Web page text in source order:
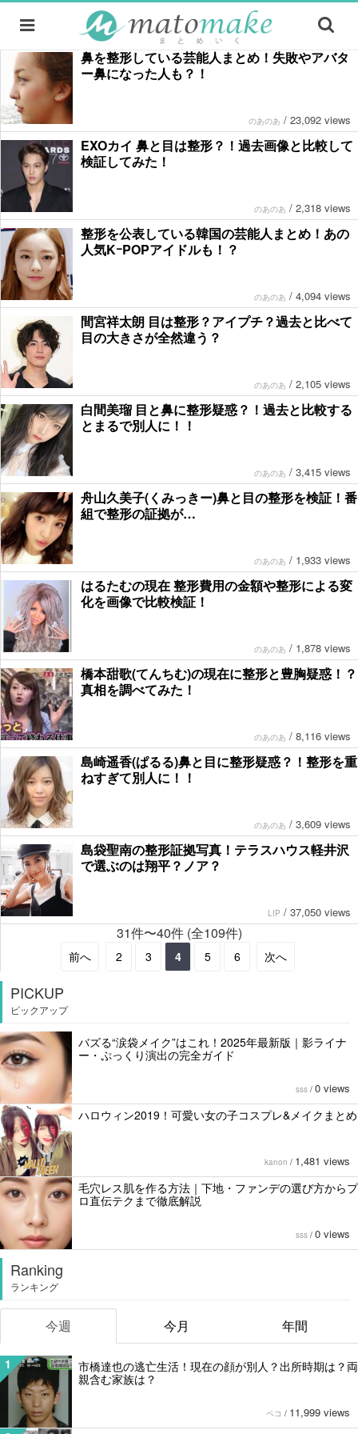
鼻を整形している芸能人まとめ！失敗やアバタ
ー鼻になった人も？！
のあのあ / 23,092 views
EXOカイ 鼻と目は整形？！過去画像と比較して
検証してみた！
のあのあ / 2,318 views
整形を公表している韓国の芸能人まとめ！あの
人気KｰPOPアイドルも！？
のあのあ / 4,094 views
間宮祥太朗 目は整形？アイプチ？過去と比べて
目の大きさが全然違う？
のあのあ / 2,105 views
白間美瑠 目と鼻に整形疑惑？！過去と比較する
とまるで別人に！！
のあのあ / 3,415 views
舟山久美子(くみっきー)鼻と目の整形を検証！番
組で整形の証拠が…
のあのあ / 1,933 views
はるたむの現在 整形費用の金額や整形による変
化を画像で比較検証！
のあのあ / 1,878 views
橋本甜歌(てんちむ)の現在に整形と豊胸疑惑！？
真相を調べてみた！
のあのあ / 8,116 views
島崎遥香(ぱるる)鼻と目に整形疑惑？！整形を重
ねすぎて別人に！！
のあのあ / 3,609 views
島袋聖南の整形証拠写真！テラスハウス軽井沢
で選ぶのは翔平？ノア？
LIP / 37,050 views
31件〜40件 (全109件)
前へ 2 3 4 5 6 次へ
PICKUP
ピックアップ
バズる“涙袋メイク”はこれ！2025年最新版｜影ライナ
ー・ぷっくり演出の完全ガイド
sss / 0 views
ハロウィン2019！可愛い女の子コスプレ&メイクまとめ
kanon / 1,481 views
毛穴レス肌を作る方法｜下地・ファンデの選び方からプ
ロ直伝テクまで徹底解説
sss / 0 views
Ranking
ランキング
今週 今月 年間
1
市橋達也の逃亡生活！現在の顔が別人？出所時期は？両
親含む家族は？
ペコ / 11,999 views